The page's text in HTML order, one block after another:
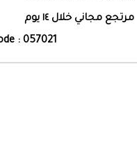
مرتجع مجاني خلال ١٤ يوم
: 057021